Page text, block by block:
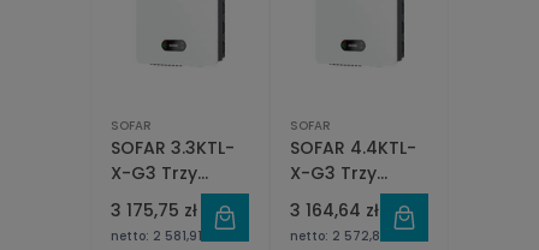
SOFAR
SOFAR 3.3KTL-
X-G3 Trzy
fazowy 2xMPPT
3 175,75 zł
netto: 2 581,91 zł
SOFAR
SOFAR 4.4KTL-
X-G3 Trzy
fazowy 2xMPPT
3 164,64 zł
netto: 2 572,88 zł